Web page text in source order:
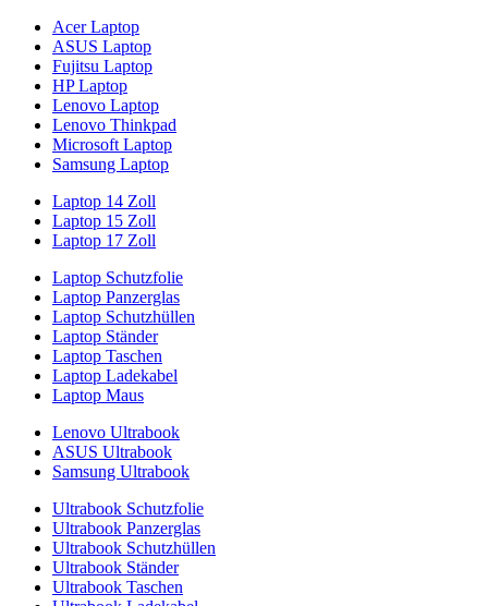
Acer Laptop
ASUS Laptop
Fujitsu Laptop
HP Laptop
Lenovo Laptop
Lenovo Thinkpad
Microsoft Laptop
Samsung Laptop
Laptop 14 Zoll
Laptop 15 Zoll
Laptop 17 Zoll
Laptop Schutzfolie
Laptop Panzerglas
Laptop Schutzhüllen
Laptop Ständer
Laptop Taschen
Laptop Ladekabel
Laptop Maus
Lenovo Ultrabook
ASUS Ultrabook
Samsung Ultrabook
Ultrabook Schutzfolie
Ultrabook Panzerglas
Ultrabook Schutzhüllen
Ultrabook Ständer
Ultrabook Taschen